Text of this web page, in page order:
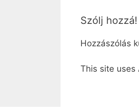
Szólj hozzá!
Hozzászólás
This site uses